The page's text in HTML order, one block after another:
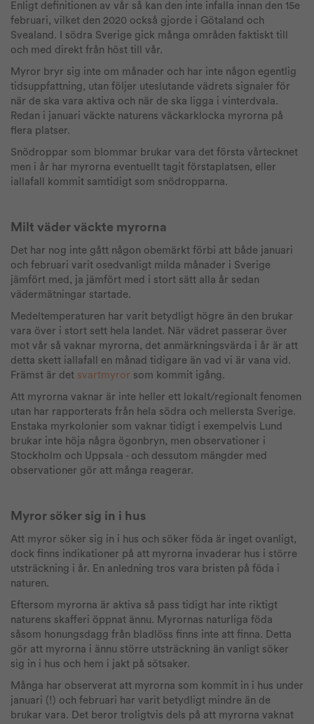
Enligt definitionen av vår så kan den inte infalla innan den 15e
februari, vilket den 2020 också gjorde i Götaland och
Svealand. I södra Sverige gick många områden faktiskt till
och med direkt från höst till vår.
Myror bryr sig inte om månader och har inte någon egentlig
tidsuppfattning, utan följer uteslutande vädrets signaler för
när de ska vara aktiva och när de ska ligga i vinterdvala.
Redan i januari väckte naturens väckarklocka myrorna på
flera platser.
Snödroppar som blommar brukar vara det första vårtecknet
men i år har myrorna eventuellt tagit förstaplatsen, eller
iallafall kommit samtidigt som snödropparna.
Milt väder väckte myrorna
Det har nog inte gått någon obemärkt förbi att både januari
och februari varit osedvanligt milda månader i Sverige
jämfört med, ja jämfört med i stort sätt alla år sedan
vädermätningar startade.
Medeltemperaturen har varit betydligt högre än den brukar
vara över i stort sett hela landet. När vädret passerar över
mot vår så vaknar myrorna, det anmärkningsvärda i år är att
detta skett iallafall en månad tidigare än vad vi är vana vid.
Främst är det svartmyror som kommit igång.
Att myrorna vaknar är inte heller ett lokalt/regionalt fenomen
utan har rapporterats från hela södra och mellersta Sverige.
Enstaka myrkolonier som vaknar tidigt i exempelvis Lund
brukar inte höja några ögonbryn, men observationer i
Stockholm och Uppsala - och dessutom mängder med
observationer gör att många reagerar.
Myror söker sig in i hus
Att myror söker sig in i hus och söker föda är inget ovanligt,
dock finns indikationer på att myrorna invaderar hus i större
utsträckning i år. En anledning tros vara bristen på föda i
naturen.
Eftersom myrorna är aktiva så pass tidigt har inte riktigt
naturens skafferi öppnat ännu. Myrornas naturliga föda
såsom honungsdagg från bladlöss finns inte att finna. Detta
gör att myrorna i ännu större utsträckning än vanligt söker
sig in i hus och hem i jakt på sötsaker.
Många har observerat att myrorna som kommit in i hus under
januari (!) och februari har varit betydligt mindre än de
brukar vara. Det beror troligtvis dels på att myrorna vaknat